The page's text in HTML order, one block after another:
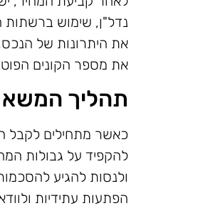
נדל"ן, שימוש
את היתרונות של הנכס,
את מספר הקונים
תהליך המשא
כאשר מתחילים לקבל
להקפיד על גבולות
ולנסות להגיע
הפתעות עתידיות